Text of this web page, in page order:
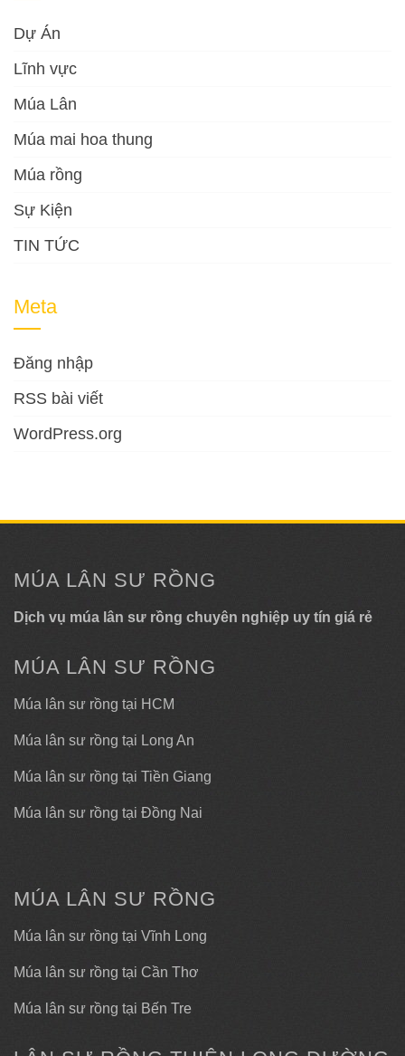
Dự Án
Lĩnh vực
Múa Lân
Múa mai hoa thung
Múa rồng
Sự Kiện
TIN TỨC
Meta
Đăng nhập
RSS bài viết
WordPress.org
MÚA LÂN SƯ RỒNG
Dịch vụ múa lân sư rồng chuyên nghiệp uy tín giá rẻ
MÚA LÂN SƯ RỒNG
Múa lân sư rồng tại HCM
Múa lân sư rồng tại Long An
Múa lân sư rồng tại Tiền Giang
Múa lân sư rồng tại Đồng Nai
MÚA LÂN SƯ RỒNG
Múa lân sư rồng tại Vĩnh Long
Múa lân sư rồng tại Cần Thơ
Múa lân sư rồng tại Bến Tre